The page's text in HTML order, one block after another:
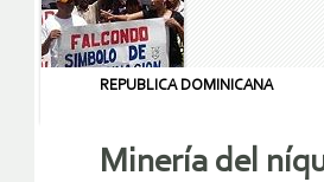
REPUBLICA DOMINICANA
Minería del